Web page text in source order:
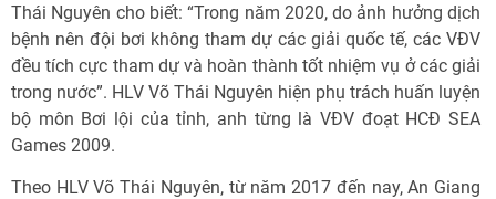
Thái Nguyên cho biết: “Trong năm 2020, do ảnh hưởng dịch
bệnh nên đội bơi không tham dự các giải quốc tế, các VÐV
đều tích cực tham dự và hoàn thành tốt nhiệm vụ ở các giải
trong nước”. HLV Võ Thái Nguyên hiện phụ trách huấn luyện
bộ môn Bơi lội của tỉnh, anh từng là VÐV đoạt HCÐ SEA
Games 2009.
Theo HLV Võ Thái Nguyên, từ năm 2017 đến nay, An Giang